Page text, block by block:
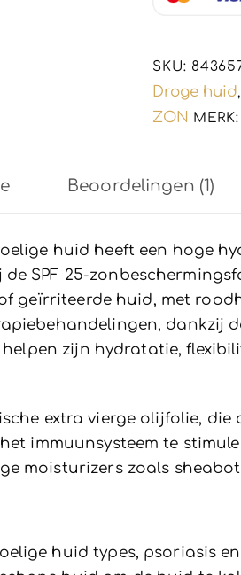
SKU:
Droge huid,
ZON MERK:
Beoordelingen (1)
huid heeft een hoge
SPF 25-
geïrriteerde huid, met
dankzij
zijn hydratatie,
extra vierge olijfolie,
immuunsysteem te
moisturizers zoals
huid types, psoriasis